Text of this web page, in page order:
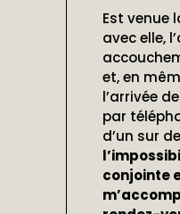
Est venue
avec elle,
et, en
l’arrivée
par
d’un sur
conjointe